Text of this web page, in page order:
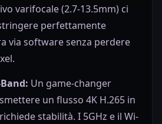
varifocale (2.7-13.5mm) ci
perfettamente
via software senza perdere
Un game-changer
un flusso 4K H.265 in
stabilità. I 5GHz e il Wi-